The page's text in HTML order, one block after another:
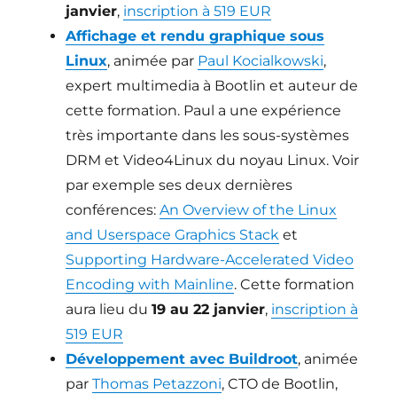
janvier, inscription à 519 EUR
Affichage et rendu graphique sous
Linux, animée par Paul Kocialkowski,
expert multimedia à Bootlin et auteur de
cette formation. Paul a une expérience
très importante dans les sous-systèmes
DRM et Video4Linux du noyau Linux. Voir
par exemple ses deux dernières
conférences:An Overview of the Linux
and Userspace Graphics Stack et
Supporting Hardware-Accelerated Video
Encoding with Mainline. Cette formation
aura lieu du19 au 22 janvier, inscription à
519 EUR
Développement avec Buildroot, animée
parThomas Petazzoni, CTO de Bootlin,